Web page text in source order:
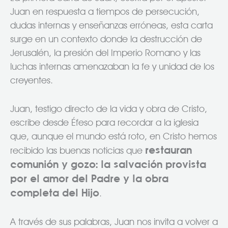
Juan en respuesta a tiempos de persecución,
dudas internas y enseñanzas erróneas, esta carta
surge en un contexto donde la destrucción de
Jerusalén, la presión del Imperio Romano y las
luchas internas amenazaban la fe y unidad de los
creyentes.
Juan, testigo directo de la vida y obra de Cristo,
escribe desde Éfeso para recordar a la iglesia
que, aunque el mundo está roto, en Cristo hemos
recibido las buenas noticias que restauran
comunión y gozo: la salvación provista
por el amor del Padre y la obra
completa del Hijo.
A través de sus palabras, Juan nos invita a volver a